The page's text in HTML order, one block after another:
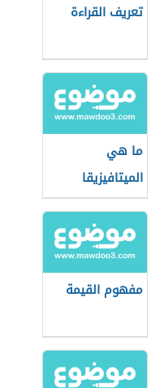
تعريف القراءة
ما هي
الميتافيزيقا
مفهوم القيمة